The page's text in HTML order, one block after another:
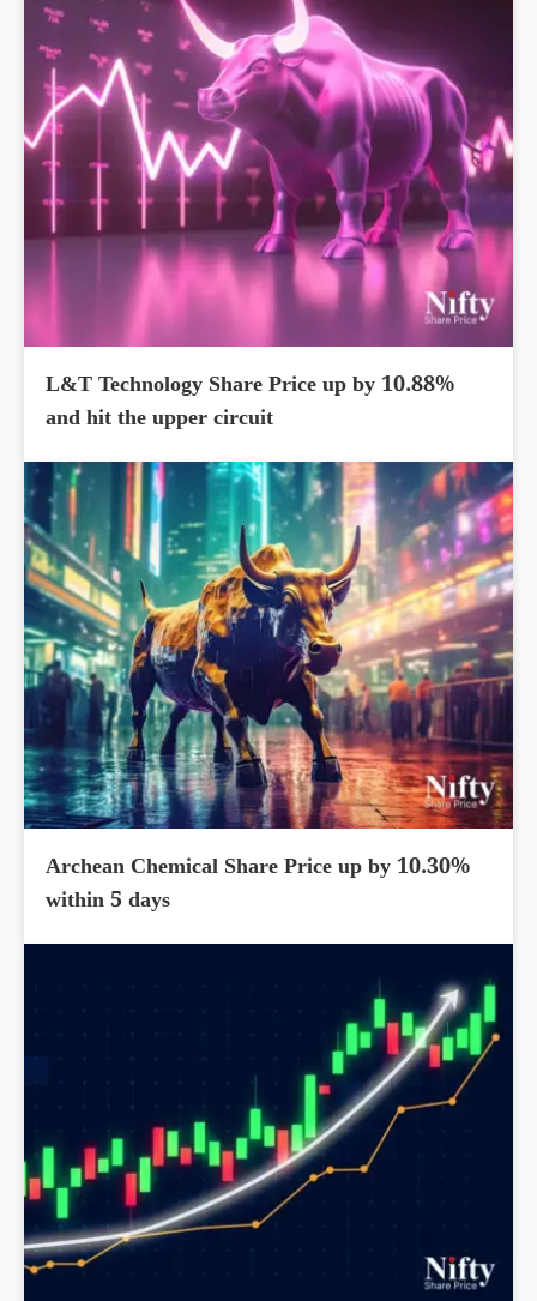
L&T Technology Share Price up by 10.88%
and hit the upper circuit
Archean Chemical Share Price up by 10.30%
within 5 days